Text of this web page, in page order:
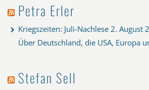
Petra Erler
Kriegszeiten: Juli-Nachlese 2. August
Über Deutschland, die USA, Europa
Stefan Sell